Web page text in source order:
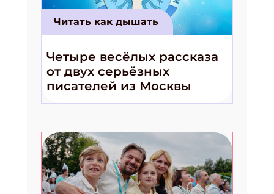
Читать как дышать
Четыре весёлых рассказа
от двух серьёзных
писателей из Москвы
подарок!
Укажите имя
Укажите Ваш Email
ПОДПИСАТЬСЯ